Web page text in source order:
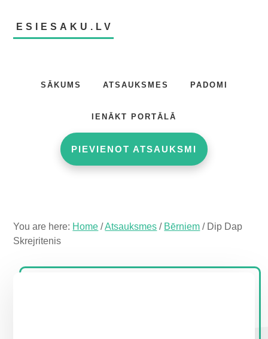
main
primary
footerESIESAKU.LV
SĀKUMS ATSAUKSMES PADOMI
IENĀKT PORTĀLĀ
PIEVIENOT ATSAUKSMI
You are here: Home /Atsauksmes / Bērniem /Dip Dap
Skrejritenis